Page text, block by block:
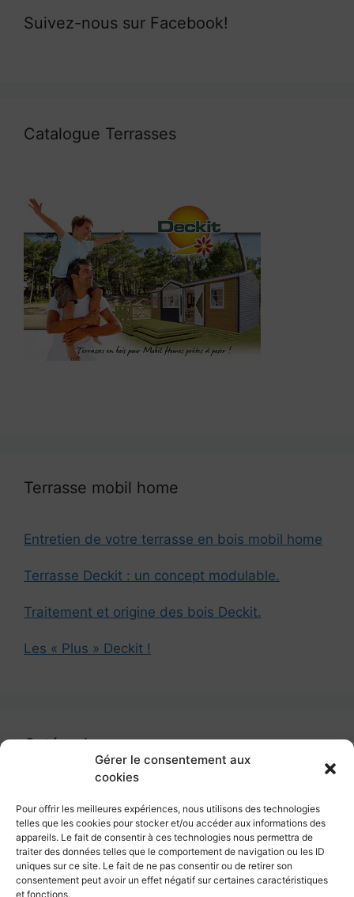
Gérer le consentement aux
cookies
Pour offrir les meilleures expériences, nous utilisons des technologies
telles que les cookies pour stocker et/ou accéder aux informations des
appareils. Le fait de consentir à ces technologies nous permettra de
traiter des données telles que le comportement de navigation ou les ID
uniques sur ce site. Le fait de ne pas consentir ou de retirer son
consentement peut avoir un effet négatif sur certaines caractéristiques
et fonctions.
Suivez-nous sur Facebook!
Catalogue Terrasses
Terrasse mobil home
Entretien de votre terrasse en bois mobil home
Terrasse Deckit : un concept modulable.
Traitement et origine des bois Deckit.
Les « Plus » Deckit !
Catégories
Deckit – Terrasses pour mobil home